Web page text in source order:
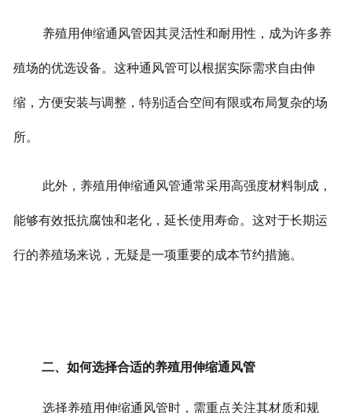
养殖用伸缩通风管因其灵活性和耐用性，成为许多养
殖场的优选设备。这种通风管可以根据实际需求自由伸
缩，方便安装与调整，特别适合空间有限或布局复杂的场
所。
此外，养殖用伸缩通风管通常采用高强度材料制成，
能够有效抵抗腐蚀和老化，延长使用寿命。这对于长期运
行的养殖场来说，无疑是一项重要的成本节约措施。
二、如何选择合适的养殖用伸缩通风管
选择养殖用伸缩通风管时，需重点关注其材质和规